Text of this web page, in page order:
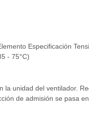
Especificación
- 75°C)
la unidad del ventilador.
de admisión se pasa